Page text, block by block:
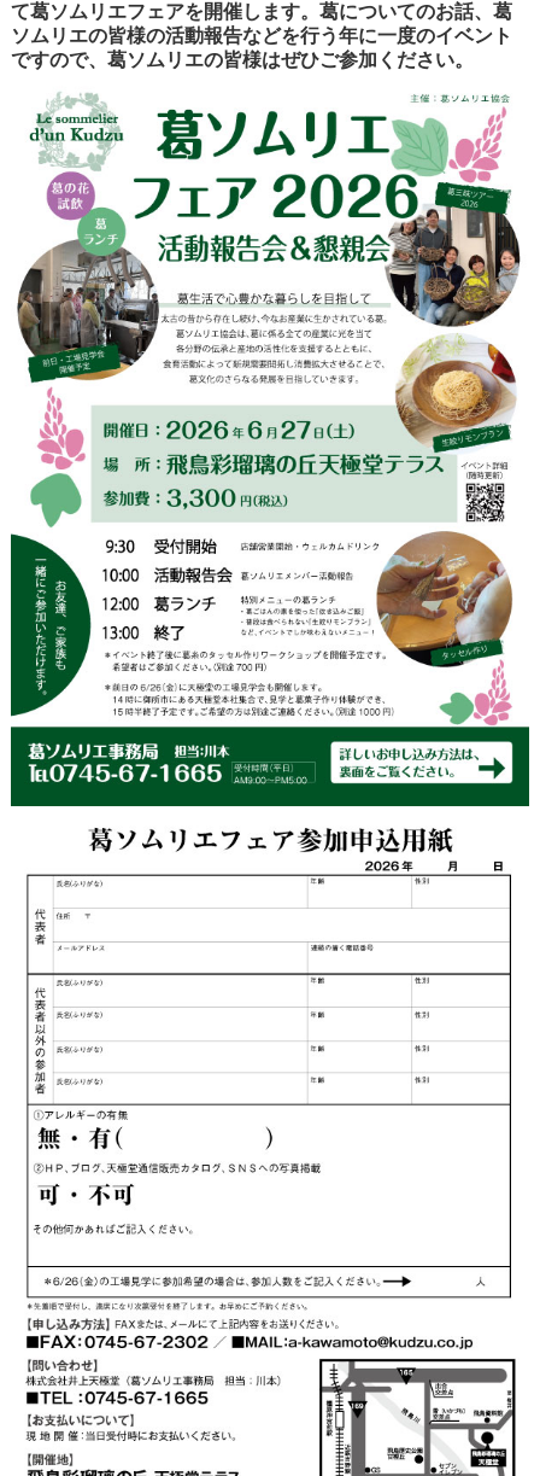
て葛ソムリエフェアを開催します。葛についてのお話、葛
ソムリエの皆様の活動報告などを行う年に一度のイベント
ですので、葛ソムリエの皆様はぜひご参加ください。